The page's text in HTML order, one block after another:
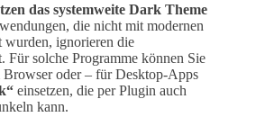
das systemweite Dark Theme
die nicht mit modernen
ignorieren die
Für solche Programme können Sie
Browser oder – für Desktop-Apps
einsetzen, die per Plugin auch
kann.